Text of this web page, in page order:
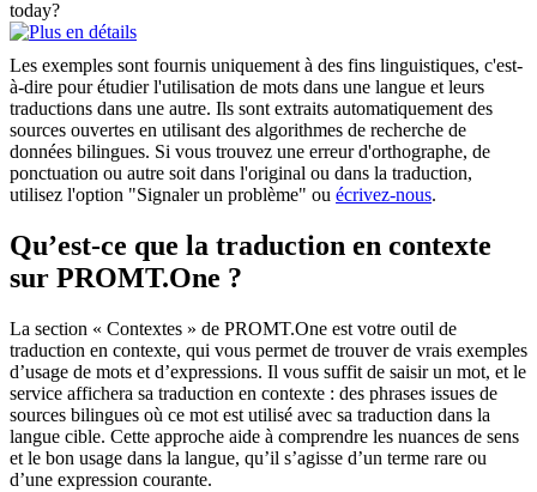
today?
Les exemples sont fournis uniquement à des fins linguistiques, c'est-
à-dire pour étudier l'utilisation de mots dans une langue et leurs
traductions dans une autre. Ils sont extraits automatiquement des
sources ouvertes en utilisant des algorithmes de recherche de
données bilingues. Si vous trouvez une erreur d'orthographe, de
ponctuation ou autre soit dans l'original ou dans la traduction,
utilisez l'option "Signaler un problème" ou écrivez-nous.
Qu’est-ce que la traduction en contexte
sur PROMT.One ?
La section « Contextes » de PROMT.One est votre outil de
traduction en contexte, qui vous permet de trouver de vrais exemples
d’usage de mots et d’expressions. Il vous suffit de saisir un mot, et le
service affichera sa traduction en contexte : des phrases issues de
sources bilingues où ce mot est utilisé avec sa traduction dans la
langue cible. Cette approche aide à comprendre les nuances de sens
et le bon usage dans la langue, qu’il s’agisse d’un terme rare ou
d’une expression courante.